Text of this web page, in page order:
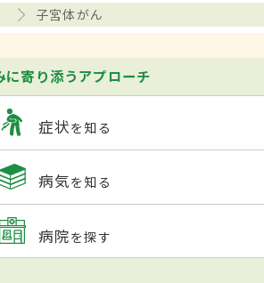
口を広げる処置をしたり、
と子宮内膜の厚みが増すこ
音波（エコー）検査で子宮
って判断する場合もある。
んであることが確認された
CTなどによる画像検査でが
べる。
子宮体がん
に寄り添うアプローチ
症状を知る
病気を知る
病院を探す